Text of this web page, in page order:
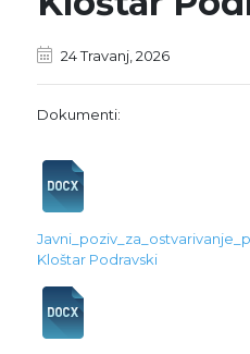
24 Travanj, 2026
Dokumenti:
Kloštar Podravski